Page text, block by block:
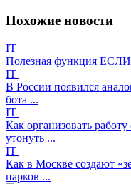
Похожие новости
IT
Полезная функция ЕСЛИ
IT
В России появился
бота ...
IT
Как организовать
утонуть ...
IT
Как в Москве создают
парков ...